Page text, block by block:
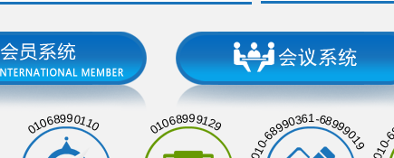
01068990110 01068999129 010-68990361-68999019